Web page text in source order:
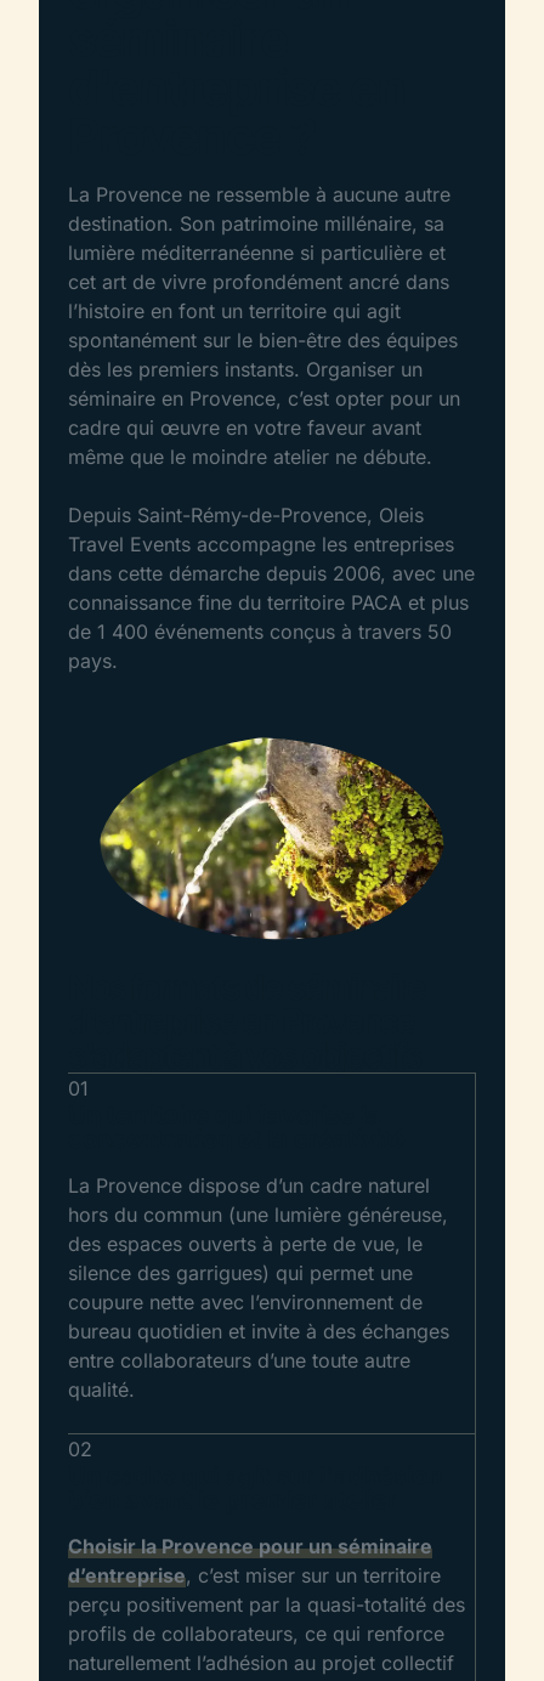
La Provence ne ressemble à aucune autre
destination. Son patrimoine millénaire, sa
lumière méditerranéenne si particulière et
cet art de vivre profondément ancré dans
l’histoire en font un territoire qui agit
spontanément sur le bien-être des équipes
dès les premiers instants. Organiser un
séminaire en Provence, c’est opter pour un
cadre qui œuvre en votre faveur avant
même que le moindre atelier ne débute.
Depuis Saint-Rémy-de-Provence, Oleis
Travel Events accompagne les entreprises
dans cette démarche depuis 2006, avec une
connaissance fine du territoire PACA et plus
de 1 400 événements conçus à travers 50
pays.
01
La Provence dispose d’un cadre naturel
hors du commun (une lumière généreuse,
des espaces ouverts à perte de vue, le
silence des garrigues) qui permet une
coupure nette avec l’environnement de
bureau quotidien et invite à des échanges
entre collaborateurs d’une toute autre
qualité.
02
Choisir la Provence pour un séminaire
d’entreprise, c’est miser sur un territoire
perçu positivement par la quasi-totalité des
profils de collaborateurs, ce qui renforce
naturellement l’adhésion au projet collectif